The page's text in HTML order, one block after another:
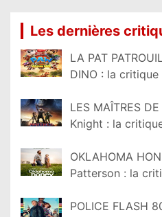
Les dernières
LA PAT
DINO : la
LES MAÎTRES
Knight : la
OKLAHOMA
Patterson : la
POLICE FLASH